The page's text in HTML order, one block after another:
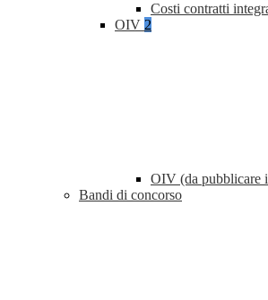
Costi contratti
OIV 2
OIV (da pubblicare
Bandi di concorso